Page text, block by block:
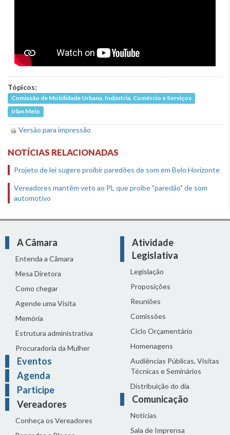
Tópicos:
Comissão de Mobilidade Urbana, Indústria, Comércio e Serviços
Irlan Melo
Versão para impressão
NOTÍCIAS RELACIONADAS
Projeto de lei sugere proibir paredões de som em Belo Horizonte
Vereadores mantêm veto ao PL que proíbe "paredão" de som
automotivo
A Câmara
Entenda a Câmara
Mesa Diretora
Como chegar
Agende uma Visita
Memória
Estrutura administrativa
Procuradoria da Mulher
Eventos
Agenda
Participe
Vereadores
Conheça os Vereadores
Atividade
Legislativa
Legislação
Proposições
Reuniões
Comissões
Ciclo Orçamentário
Homenagens
Audiências Públicas, Visitas
Técnicas e Seminários
Distribuição do dia
Comunicação
Notícias
Sala de Imprensa